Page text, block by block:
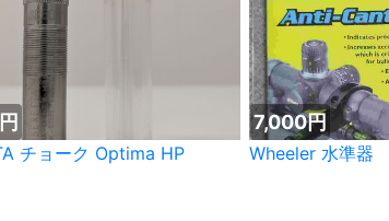
チョーク Optima HP
7,000円
Wheeler 水準器